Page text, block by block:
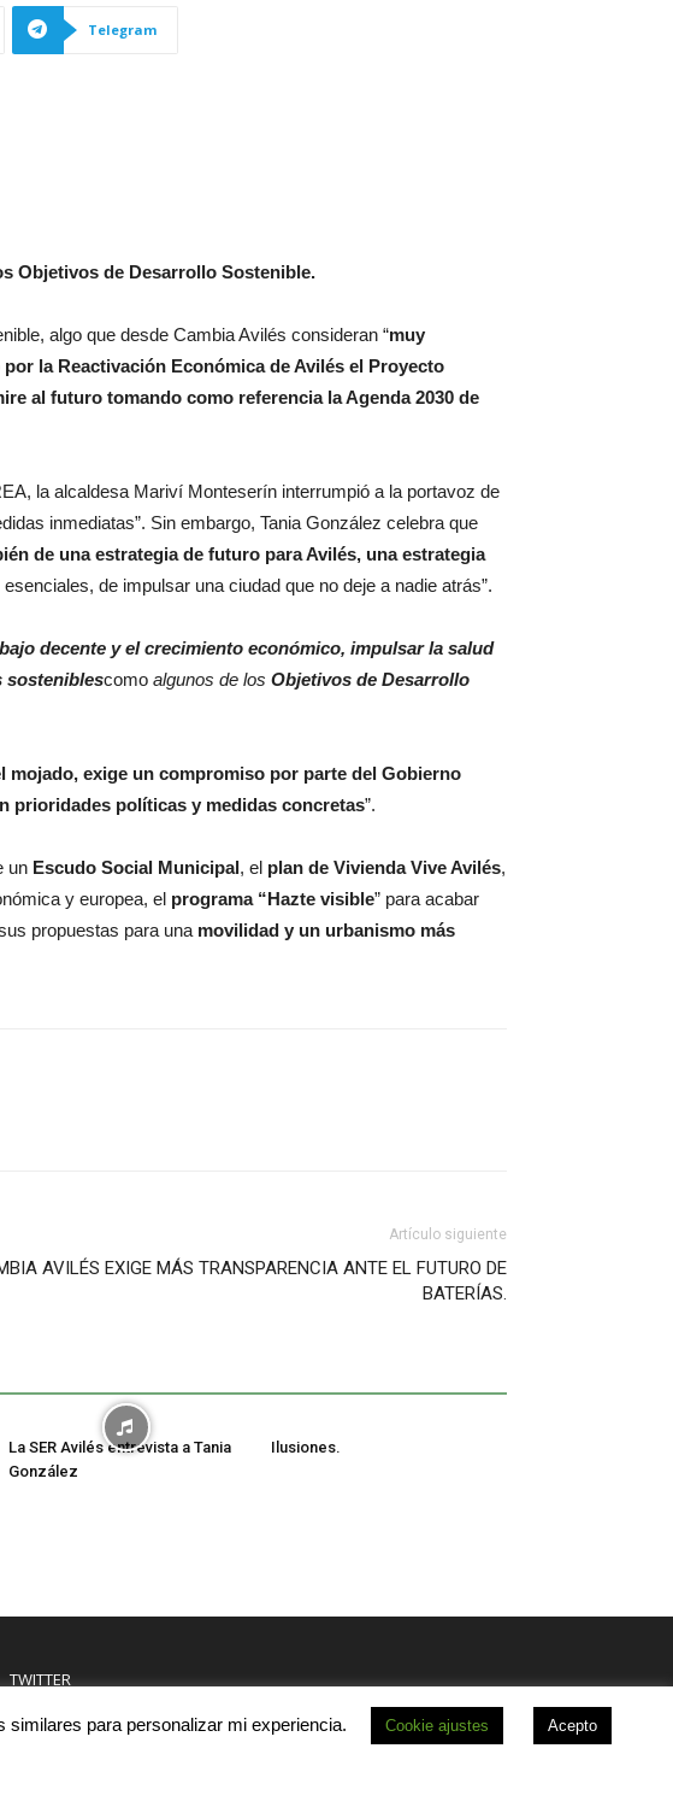
Telegram
Objetivos de Desarrollo Sostenible.
algo que desde Cambia Avilés consideran “muy
la Reactivación Económica de Avilés el Proyecto
al futuro tomando como referencia la Agenda 2030 de
la alcaldesa Mariví Monteserín interrumpió a la portavoz de
inmediatas”. Sin embargo, Tania González celebra que
de una estrategia de futuro para Avilés, una estrategia
de impulsar una ciudad que no deje a nadie atrás”.
decente y el crecimiento económico, impulsar la salud
sosteniblescomo algunos de los Objetivos de Desarrollo
mojado, exige un compromiso por parte del Gobierno
prioridades políticas y medidas concretas”.
un Escudo Social Municipal, el plan de Vivienda Vive Avilés,
y europea, el programa “Hazte visible” para acabar
propuestas para una movilidad y un urbanismo más
Artículo siguiente
AVILÉS EXIGE MÁS TRANSPARENCIA ANTE EL FUTURO DE
BATERÍAS.
La SER Avilés entrevista a Tania
González
Ilusiones.
TWITTER
para personalizar mi experiencia. Cookie ajustes Acepto